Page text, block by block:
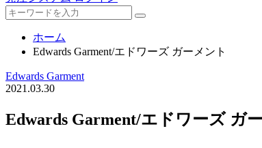
ホーム
Edwards Garment/エドワーズ ガーメント
Edwards Garment
2021.03.30
Edwards Garment/エドワーズ ガ